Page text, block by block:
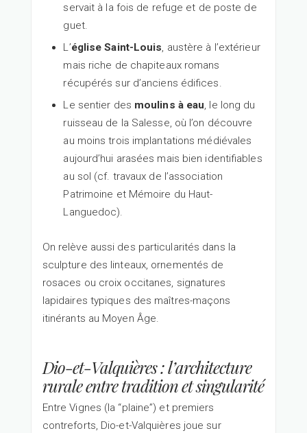
servait à la fois de refuge et de poste de
guet.
L’église Saint-Louis, austère à l’extérieur
mais riche de chapiteaux romans
récupérés sur d’anciens édifices.
Le sentier des moulins à eau, le long du
ruisseau de la Salesse, où l’on découvre
au moins trois implantations médiévales
aujourd’hui arasées mais bien identifiables
au sol (cf. travaux de l’association
Patrimoine et Mémoire du Haut-
Languedoc).
On relève aussi des particularités dans la
sculpture des linteaux, ornementés de
rosaces ou croix occitanes, signatures
lapidaires typiques des maîtres-maçons
itinérants au Moyen Âge.
Dio-et-Valquières : l’architecture
rurale entre tradition et singularité
Entre Vignes (la “plaine”) et premiers
contreforts, Dio-et-Valquières joue sur